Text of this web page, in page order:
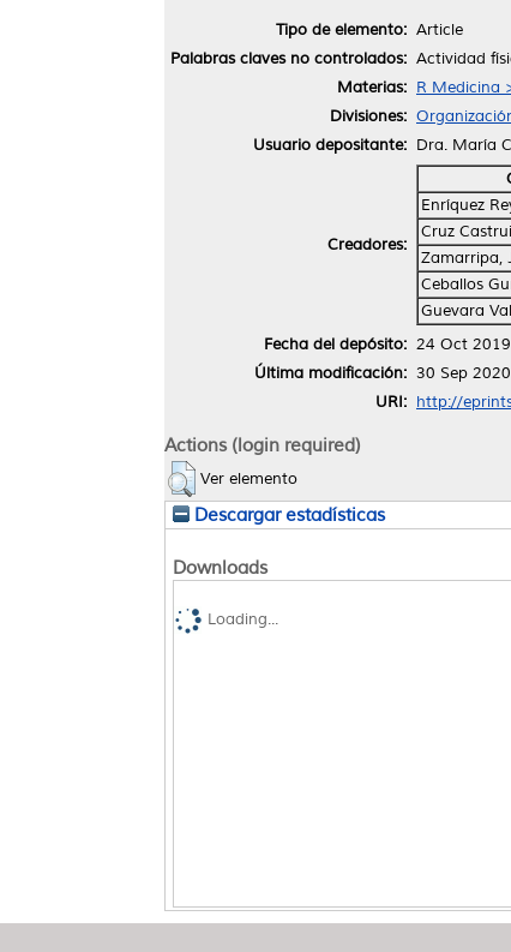
Tipo de elemento: Article
Palabras claves no controlados: Actividad
Materias: R Medicina
Divisiones:
Usuario depositante: Dra. María
Creadores:
Enríquez
Cruz
Zamarripa,
Ceballos
Guevara
Fecha del depósito: 24 Oct
Última modificación: 30 Sep
URI: http://
Actions (login required)
Ver elemento
Descargar estadísticas
Downloads
Loading...